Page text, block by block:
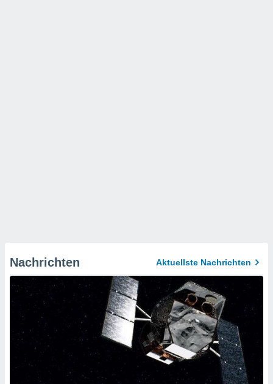
Nachrichten Aktuellste Nachrichten